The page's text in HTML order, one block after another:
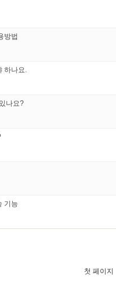
방법
하나요.
나요?
기능
첫 페이지